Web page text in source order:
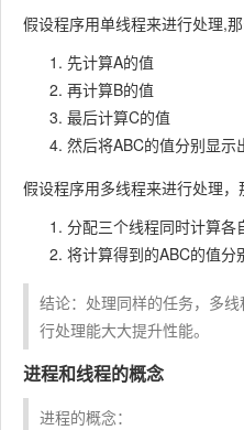
假设程序用单线程来进行处理,
先计算A的值
再计算B的值
最后计算C的值
然后将ABC的值分别显示
假设程序用多线程来进行处理，
分配三个线程同时计算各
将计算得到的ABC的值分
结论：处理同样的任务，多
行处理能大大提升性能。
进程和线程的概念
进程的概念：